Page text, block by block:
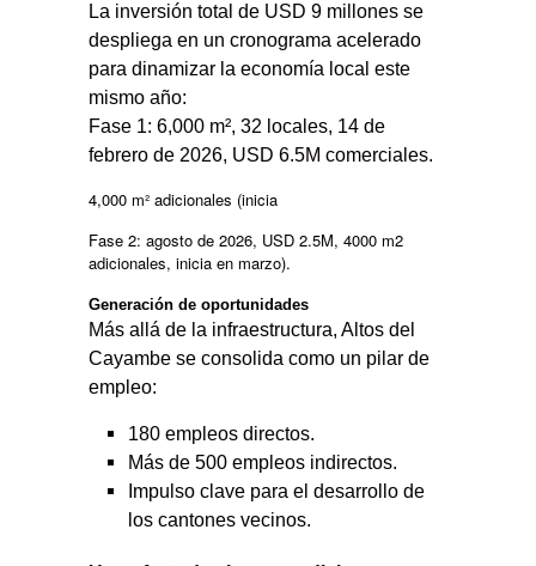
La inversión total de USD 9 millones se
despliega en un cronograma acelerado
para dinamizar la economía local este
mismo año:
Fase 1: 6,000 m², 32 locales, 14 de
febrero de 2026, USD 6.5M comerciales.
4,000 m² adicionales (inicia
Fase 2: agosto de 2026, USD 2.5M, 4000 m2
adicionales, inicia en marzo).
Generación de oportunidades
Más allá de la infraestructura, Altos del
Cayambe se consolida como un pilar de
empleo:
180 empleos directos.
Más de 500 empleos indirectos.
Impulso clave para el desarrollo de
los cantones vecinos.